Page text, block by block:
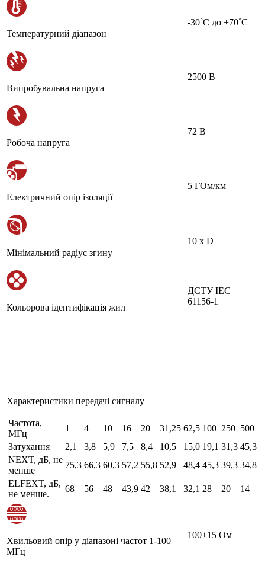
Температурний діапазон
-30˚С до +70˚С
Випробувальна напруга
2500 В
Робоча напруга
72 В
Електричний опір ізоляції
5 ГОм/км
Мінімальний радіус згину
10 х D
Кольорова ідентифікація жил
ДСТУ IEC
61156-1
Характеристики передачі сигналу
Частота,
МГц
1 4 10 16 20 31,25 62,5 100 250 500
Затухання
2,1 3,8 5,9 7,5 8,4 10,5 15,0 19,1 31,3 45,3
NEXT, дБ, не
менше
75,3 66,3 60,3 57,2 55,8 52,9 48,4 45,3 39,3 34,8
ELFEXT, дБ,
не менше.
68 56 48 43,9 42 38,1 32,1 28 20 14
Хвильовий опір у діапазоні частот 1-100
МГц
100±15 Ом